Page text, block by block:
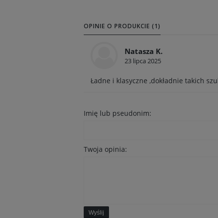
OPINIE O PRODUKCIE (1)
Natasza K.
23 lipca 2025
Ładne i klasyczne ,dokładnie takich
Imię lub pseudonim:
Twoja opinia:
Wyślij